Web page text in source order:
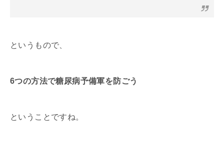
というもので、
6つの方法で糖尿病予備軍を防ごう
ということですね。